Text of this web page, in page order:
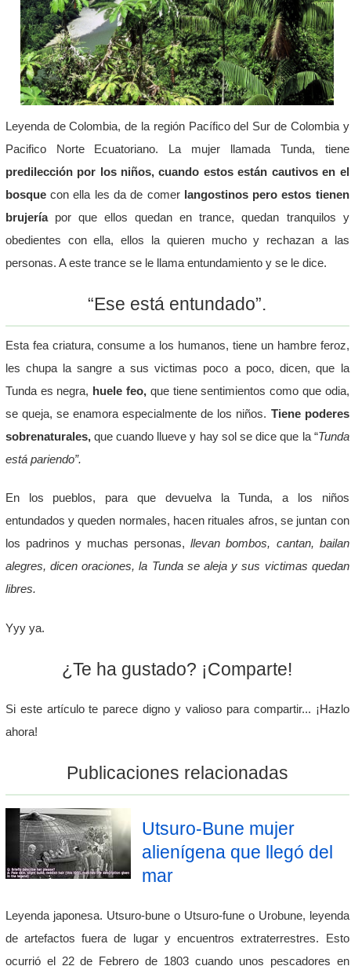
Leyenda de Colombia, de la región Pacífico del Sur de Colombia y
Pacifico Norte Ecuatoriano. La mujer llamada Tunda, tiene
predilección por los niños, cuando estos están cautivos en el
bosquecon ella les da de comerlangostinos pero estos tienen
brujeríapor que ellos quedan en trance, quedan tranquilos y
obedientes con ella, ellos la quieren mucho y rechazan a las
personas. A este trance se le llama entundamiento y se le dice.
“Ese está entundado”.
Esta fea criatura, consume a los humanos, tiene un hambre feroz,
les chupa la sangre a sus victimas poco a poco, dicen, que la
Tunda es negra, huele feo,que tiene sentimientos como que odia,
se queja, se enamora especialmente de los niños. Tiene poderes
sobrenaturales,que cuando llueve y hay sol se dice que la “Tunda
está pariendo”.
En los pueblos, para que devuelva la Tunda, a los niños
entundados y queden normales, hacen rituales afros, se juntan con
los padrinos y muchas personas, llevan bombos, cantan, bailan
alegres, dicen oraciones, la Tunda se aleja y sus victimas quedan
libres.
Yyy ya.
¿Te ha gustado? ¡Comparte!
Si este artículo te parece digno y valioso para compartir... ¡Hazlo
ahora!
Publicaciones relacionadas
Utsuro-Bune mujer
alienígena que llegó del
mar
Leyenda japonesa. Utsuro-bune o Utsuro-fune o Urobune, leyenda
de artefactos fuera de lugar y encuentros extraterrestres. Esto
ocurrió el 22 de Febrero de 1803 cuando unos pescadores en